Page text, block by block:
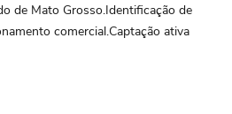
de Mato Grosso.Identificação de
comercial.Captação ativa